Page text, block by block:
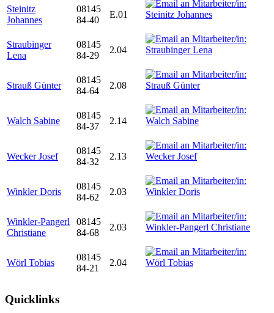
Steinitz
Johannes
08145
84-40
E.01
Straubinger
Lena
08145
84-29
2.04
Strauß Günter
08145
84-64
2.08
Walch Sabine
08145
84-37
2.14
Wecker Josef
08145
84-32
2.13
Winkler Doris
08145
84-62
2.03
Winkler-Pangerl
Christiane
08145
84-68
2.03
Wörl Tobias
08145
84-21
2.04
Quicklinks